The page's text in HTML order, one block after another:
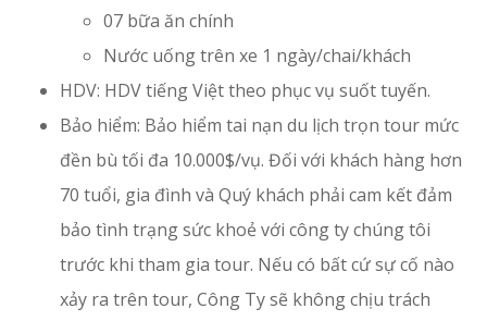
07 bữa ăn chính
Nước uống trên xe 1 ngày/chai/khách
HDV: HDV tiếng Việt theo phục vụ suốt tuyến.
Bảo hiểm: Bảo hiểm tai nạn du lịch trọn tour mức
đền bù tối đa 10.000$/vụ. Đối với khách hàng hơn
70 tuổi, gia đình và Quý khách phải cam kết đảm
bảo tình trạng sức khoẻ với công ty chúng tôi
trước khi tham gia tour. Nếu có bất cứ sự cố nào
xảy ra trên tour, Công Ty sẽ không chịu trách